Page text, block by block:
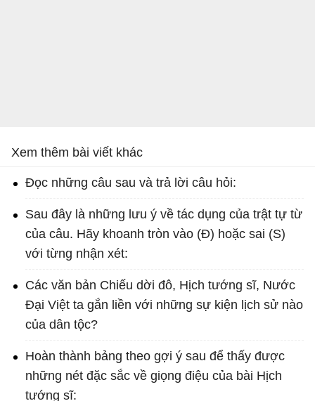
Xem thêm bài viết khác
Đọc những câu sau và trả lời câu hỏi:
Sau đây là những lưu ý về tác dụng của trật tự từ
của câu. Hãy khoanh tròn vào (Đ) hoặc sai (S)
với từng nhận xét:
Các văn bản Chiếu dời đô, Hịch tướng sĩ, Nước
Đại Việt ta gắn liền với những sự kiện lịch sử nào
của dân tộc?
Hoàn thành bảng theo gợi ý sau để thấy được
những nét đặc sắc về giọng điệu của bài Hịch
tướng sĩ: